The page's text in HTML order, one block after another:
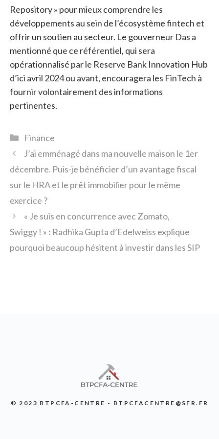
Repository » pour mieux comprendre les
développements au sein de l’écosystème fintech et
offrir un soutien au secteur. Le gouverneur Das a
mentionné que ce référentiel, qui sera
opérationnalisé par le Reserve Bank Innovation Hub
d’ici avril 2024 ou avant, encouragera les FinTech à
fournir volontairement des informations
pertinentes.
Catégories
Finance
J’ai emménagé dans ma nouvelle maison le 1er
décembre. Puis-je bénéficier d’un avantage fiscal
sur le HRA et le prêt immobilier pour le même
exercice ?
« Je suis en concurrence avec Zomato,
Swiggy ! » : Radhika Gupta d’Edelweiss explique
pourquoi beaucoup hésitent à investir dans les SIP
© 2023 BTPCFA-CENTRE - BTPCFACENTRE@SFR.FR